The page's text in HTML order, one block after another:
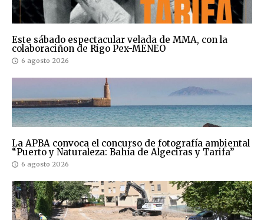
Este sábado espectacular velada de MMA, con la
colaboraciñon de Rigo Pex-MENEO
6 agosto 2026
La APBA convoca el concurso de fotografía ambiental
“Puerto y Naturaleza: Bahía de Algeciras y Tarifa”
6 agosto 2026